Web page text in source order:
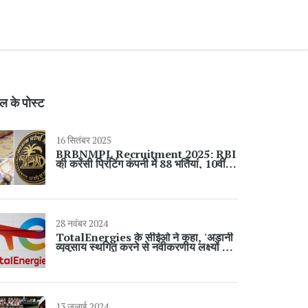
के पोस्ट
16 सितंबर 2025
BRBNMPL Recruitment 2025: RBI
की करेंसी प्रिंटिंग कंपनी में 88 भर्तियां, 10वीं से
ग्रेजुएट तक मौका
28 नवंबर 2024
TotalEnergies के सीईओ ने कहा, 'अडानी
व्यवसाय स्थगित करने से नवीकरणीय लक्ष्यों पर
कोई प्रभाव नहीं'